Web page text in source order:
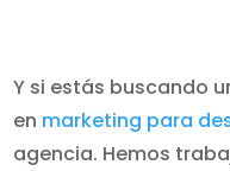
Y si estás buscando
en marketing para
agencia. Hemos